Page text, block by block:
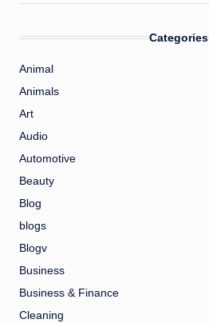
Categories
Animal
Animals
Art
Audio
Automotive
Beauty
Blog
blogs
Blogv
Business
Business & Finance
Cleaning